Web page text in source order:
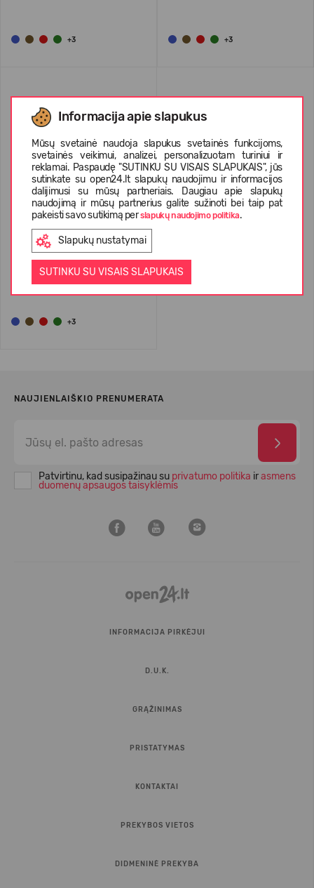
Informacija apie slapukus
Mūsų svetainė naudoja slapukus svetainės funkcijoms,
svetainės veikimui, analizei, personalizuotam turiniui ir
reklamai. Paspaudę "SUTINKU SU VISAIS SLAPUKAIS", jūs
sutinkate su open24.lt slapukų naudojimu ir informacijos
dalijimusi su mūsų partneriais. Daugiau apie slapukų
naudojimą ir mūsų partnerius galite sužinoti bei taip pat
pakeisti savo sutikimą perslapukų naudojimo politika.
Slapukų nustatymai
SUTINKU SU VISAIS SLAPUKAIS
+3 +3
NATIVE FITZSIMMONS
CITYLITE BLOOM
119,99 €
+3
NAUJIENLAIŠKIO PRENUMERATA
Patvirtinu, kad susipažinau su privatumo politika irasmens
duomenų apsaugos taisyklėmis
INFORMACIJA PIRKĖJUI
D.U.K.
GRĄŽINIMAS
PRISTATYMAS
KONTAKTAI
PREKYBOS VIETOS
DIDMENINĖ PREKYBA